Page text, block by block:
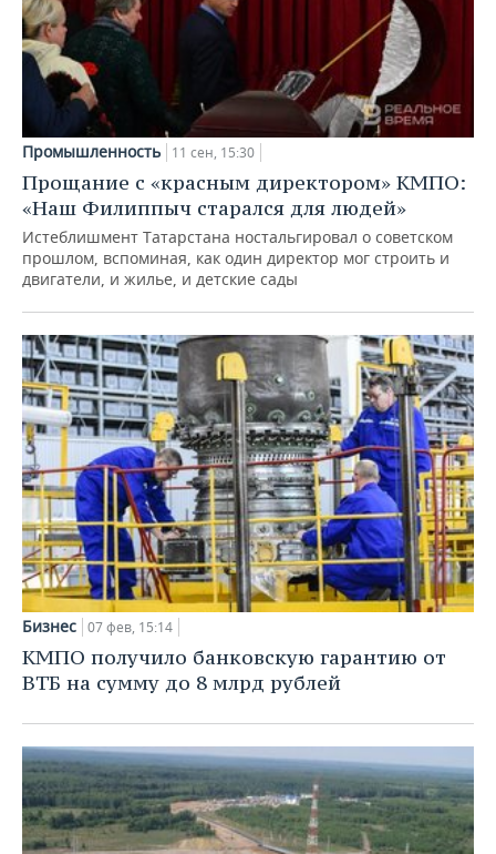
Промышленность 11 сен, 15:30
Прощание с «красным директором» КМПО:
«Наш Филиппыч старался для людей»
Истеблишмент Татарстана ностальгировал о советском
прошлом, вспоминая, как один директор мог строить и
двигатели, и жилье, и детские сады
Бизнес 07 фев, 15:14
КМПО получило банковскую гарантию от
ВТБ на сумму до 8 млрд рублей